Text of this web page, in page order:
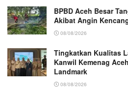
BPBD Aceh Besar
Akibat Angin
08/08/2026
Tingkatkan Kualitas
Kanwil Kemenag
Landmark
08/08/2026